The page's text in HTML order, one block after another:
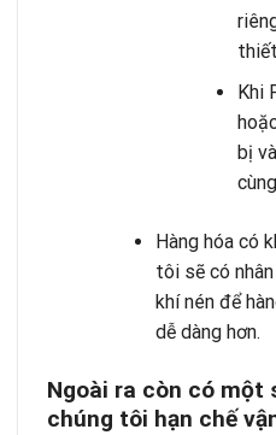
Khi
bị
Hàng hóa có
tôi sẽ có
khí nén để
dễ dàng hơn.
Ngoài ra còn có một
chúng tôi hạn chế